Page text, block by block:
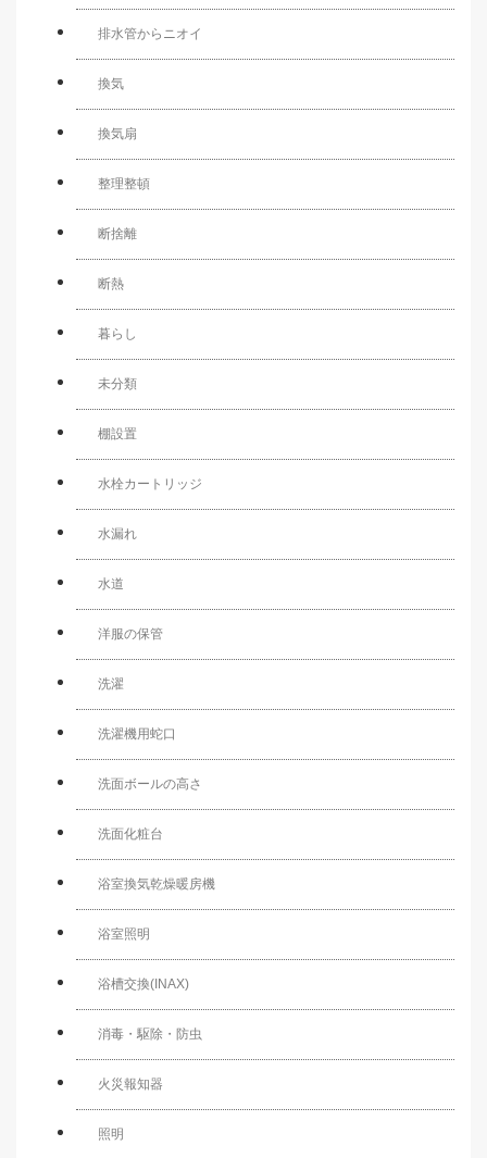
排水管からニオイ
換気
換気扇
整理整頓
断捨離
断熱
暮らし
未分類
棚設置
水栓カートリッジ
水漏れ
水道
洋服の保管
洗濯
洗濯機用蛇口
洗面ボールの高さ
洗面化粧台
浴室換気乾燥暖房機
浴室照明
浴槽交換(INAX)
消毒・駆除・防虫
火災報知器
照明